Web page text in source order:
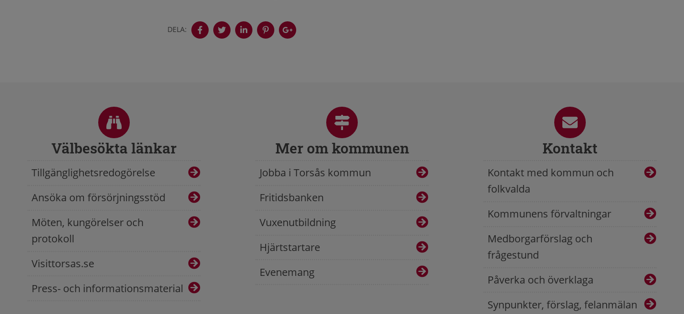
DELA:
Välbesökta länkar
Tillgänglighetsredogörelse
Ansöka om försörjningsstöd
Möten, kungörelser och
protokoll
Visittorsas.se
Press- och informationsmaterial
Mer om kommunen
Jobba i Torsås kommun
Fritidsbanken
Vuxenutbildning
Hjärtstartare
Evenemang
Kontakt
Kontakt med kommun och
folkvalda
Kommunens förvaltningar
Medborgarförslag och
frågestund
Påverka och överklaga
Synpunkter, förslag, felanmälan